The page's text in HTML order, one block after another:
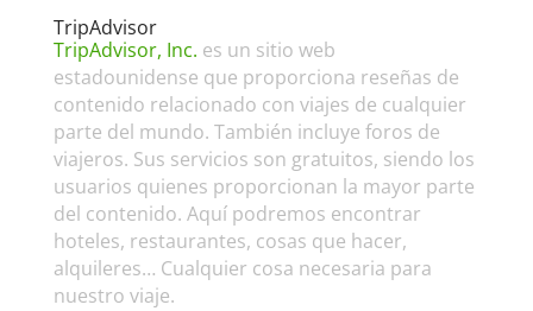
TripAdvisor
TripAdvisor, Inc. es un sitio web
estadounidense que proporciona reseñas de
contenido relacionado con viajes de cualquier
parte del mundo. También incluye foros de
viajeros. Sus servicios son gratuitos, siendo los
usuarios quienes proporcionan la mayor parte
del contenido. Aquí podremos encontrar
hoteles, restaurantes, cosas que hacer,
alquileres… Cualquier cosa necesaria para
nuestro viaje.